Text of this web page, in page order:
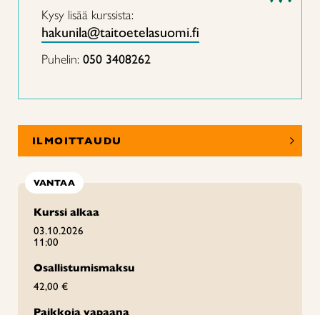
Kysy lisää kurssista:
hakunila@taitoetelasuomi.fi
Puhelin: 050 3408262
ILMOITTAUDU
VANTAA
Kurssi alkaa
03.10.2026
11:00
Osallistumismaksu
42,00 €
Paikkoja vapaana